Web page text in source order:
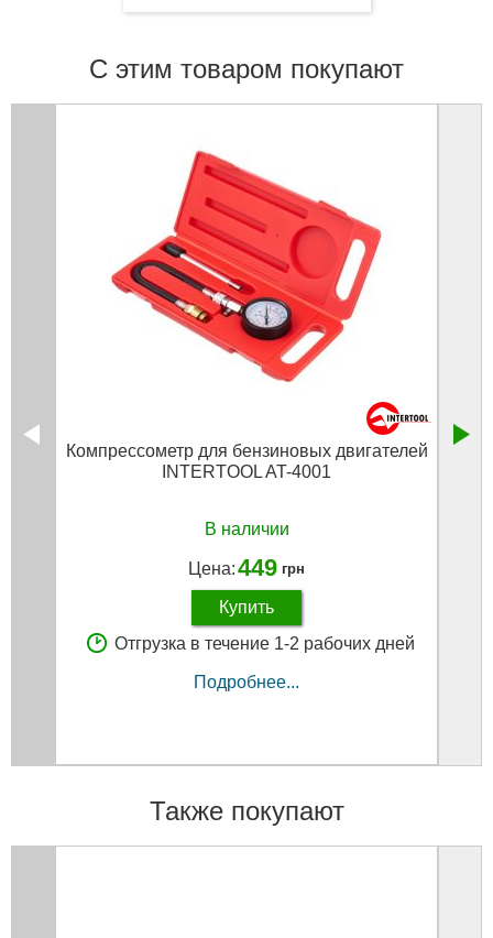
С этим товаром покупают
Компрессометр для бензиновых двигателей
INTERTOOL AT-4001
В наличии
Цена:449 грн
Купить
Отгрузка в течение 1-2 рабочих дней
Подробнее...
Также покупают